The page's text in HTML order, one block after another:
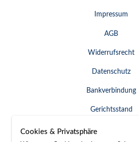
Impressum
AGB
Widerrufsrecht
Datenschutz
Bankverbindung
Gerichtsstand
Widerruf erklären
Cookies & Privatsphäre